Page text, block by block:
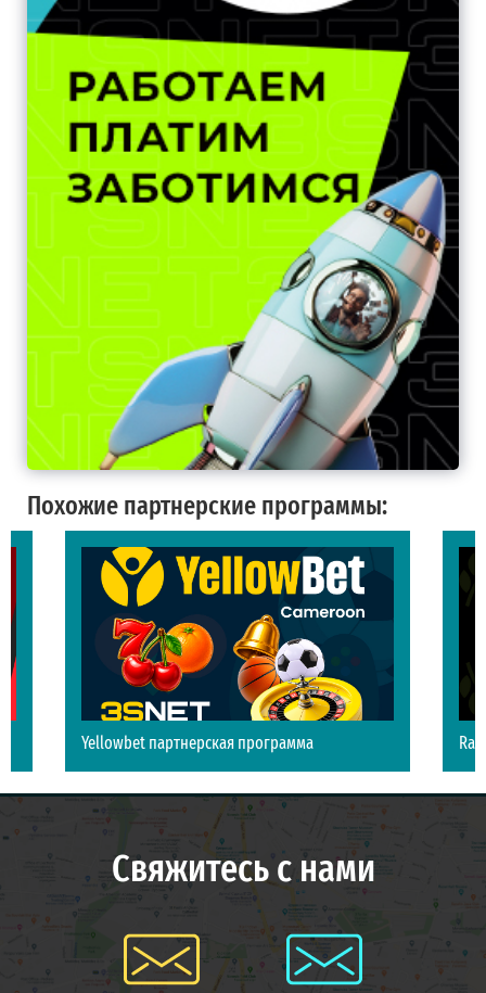
Похожие партнерские программы:
Yellowbet партнерская программа
Свяжитесь с нами